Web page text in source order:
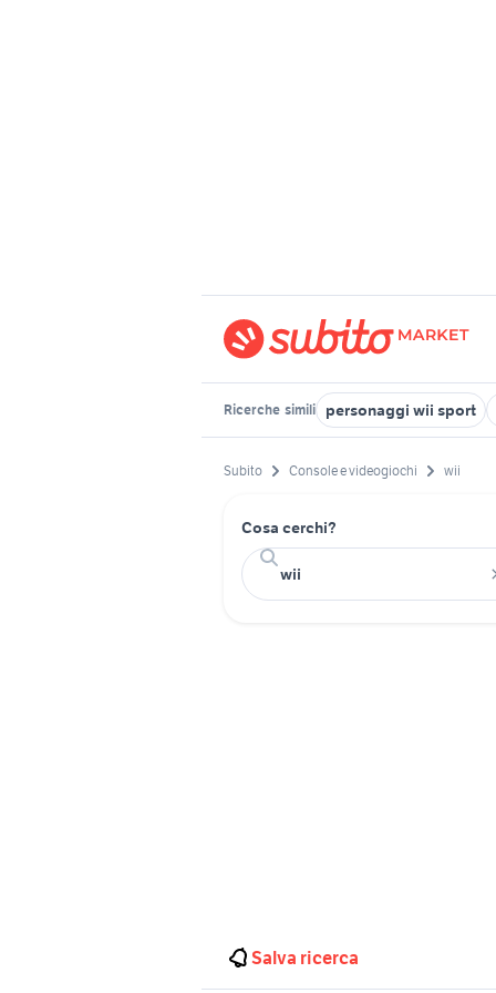
Ricerche simili personaggi wii sport
Subito Console e videogiochi wii
Cosa cerchi?
Salva ricerca